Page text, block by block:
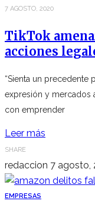
7 AGOSTO, 2020
TikTok
acciones
“Sienta un
expresión y mercados
con emprender
Leer más
SHARE
redaccion 7 agosto,
EMPRESAS